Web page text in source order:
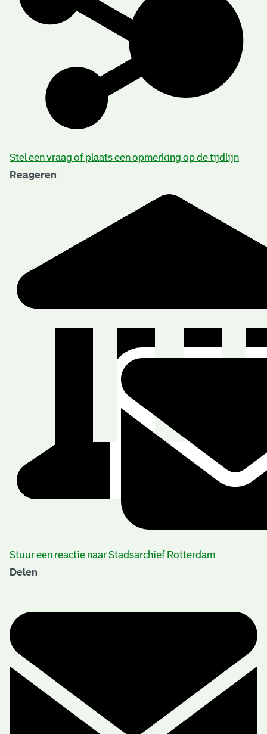
Stel een vraag of plaats een opmerking op de tijdlijn
Reageren
Stuur een reactie naar Stadsarchief Rotterdam
Delen